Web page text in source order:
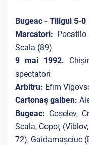
Bugeac - Tiligul 5-0
Marcatori:
Scala (89)
9 mai 1992.
spectatori
Arbitru: Efim
Cartonaş galben:
Bugeac: Coşelev,
Scala, Copoţ
72), Gaidamaşciuc